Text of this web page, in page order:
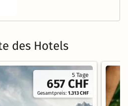
des Hotels
5 Tage
657 CHF
Gesamtpreis:1.313 CHF